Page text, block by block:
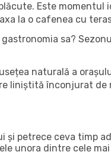
Este momentul
la o cafenea cu
sa?
naturală a
liniștită înconjurat
și petrece ceva timp
unora dintre cele